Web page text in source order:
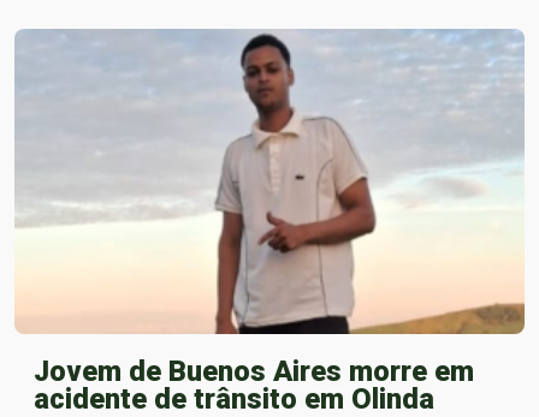
Jovem de Buenos Aires morre em
acidente de trânsito em Olinda